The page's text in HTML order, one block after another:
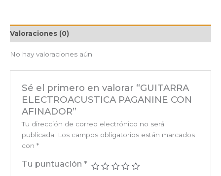
Valoraciones (0)
No hay valoraciones aún.
Sé el primero en valorar “GUITARRA
ELECTROACUSTICA PAGANINE CON
AFINADOR”
Tu dirección de correo electrónico no será
publicada.
Los campos obligatorios están marcados
con *
Tu puntuación *